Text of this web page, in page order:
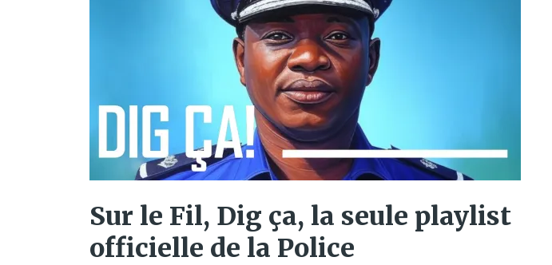
Sur le Fil, Dig ça, la seule playlist
officielle de la Police